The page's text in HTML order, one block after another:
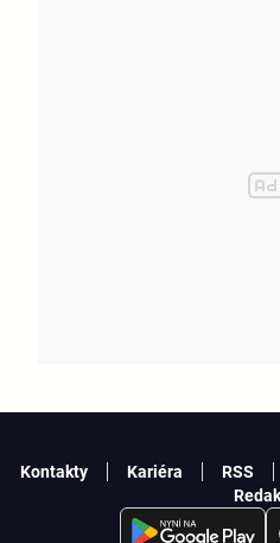
Kontakty Kariéra RSS